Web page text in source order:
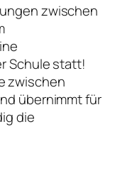
zwischen
Schule statt!
zwischen
übernimmt für
die